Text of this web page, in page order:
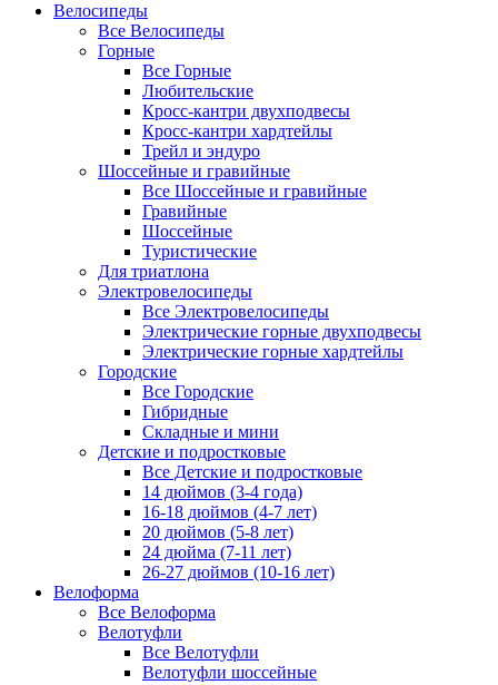
Велосипеды
Все Велосипеды
Горные
Все Горные
Любительские
Кросс-кантри двухподвесы
Кросс-кантри хардтейлы
Трейл и эндуро
Шоссейные и гравийные
Все Шоссейные и гравийные
Гравийные
Шоссейные
Туристические
Для триатлона
Электровелосипеды
Все Электровелосипеды
Электрические горные двухподвесы
Электрические горные хардтейлы
Городские
Все Городские
Гибридные
Складные и мини
Детские и подростковые
Все Детские и подростковые
14 дюймов (3-4 года)
16-18 дюймов (4-7 лет)
20 дюймов (5-8 лет)
24 дюйма (7-11 лет)
26-27 дюймов (10-16 лет)
Велоформа
Все Велоформа
Велотуфли
Все Велотуфли
Велотуфли шоссейные